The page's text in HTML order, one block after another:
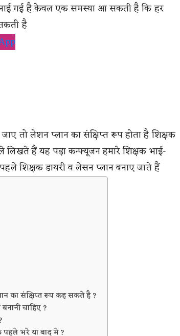
गई है केवल एक समस्या आ सकती है कि हर
है
तो लेशन प्लान का संक्षिप्त रूप होता है शिक्षक
लिखते हैं यह पड़ा कन्फ्यूजन हमारे शिक्षक भाई-
शिक्षक डायरी व लेसन प्लान बनाए जाते हैं
का संक्षिप्त रूप कह सकते है ?
चाहिए ?
पहले भरे या बाद मे ?